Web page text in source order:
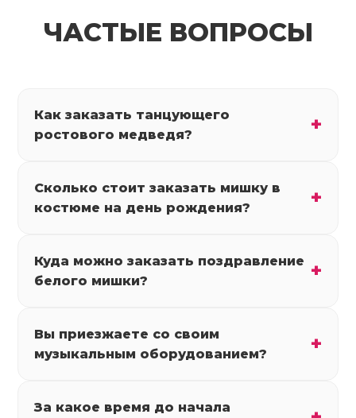
ЧАСТЫЕ ВОПРОСЫ
Как заказать танцующего
ростового медведя?
Сколько стоит заказать мишку в
костюме на день рождения?
Куда можно заказать поздравление
белого мишки?
Вы приезжаете со своим
музыкальным оборудованием?
За какое время до начала